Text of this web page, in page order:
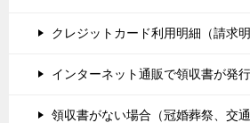
クレジットカード利用明細（請求明
インターネット通販で領収書が発
領収書がない場合（冠婚葬祭、交通